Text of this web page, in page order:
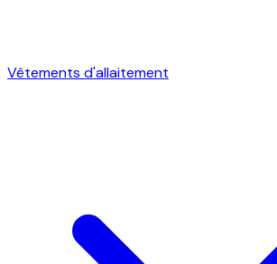
Vêtements d'allaitement